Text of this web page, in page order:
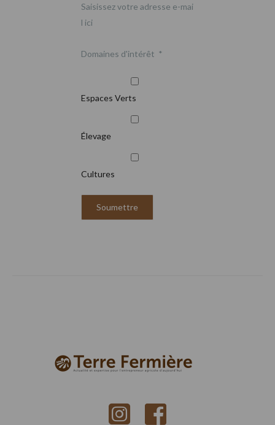
Saisissez votre adresse e-mai
l ici
Domaines d'intérêt *
Espaces Verts
Élevage
Cultures